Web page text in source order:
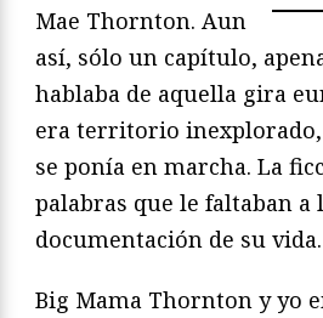
Mae Thornton. Aun
así, sólo un capítulo,
hablaba de aquella gira
era territorio
se ponía en marcha. La
palabras que le faltaban a
documentación de su vida.
Big Mama Thornton y yo